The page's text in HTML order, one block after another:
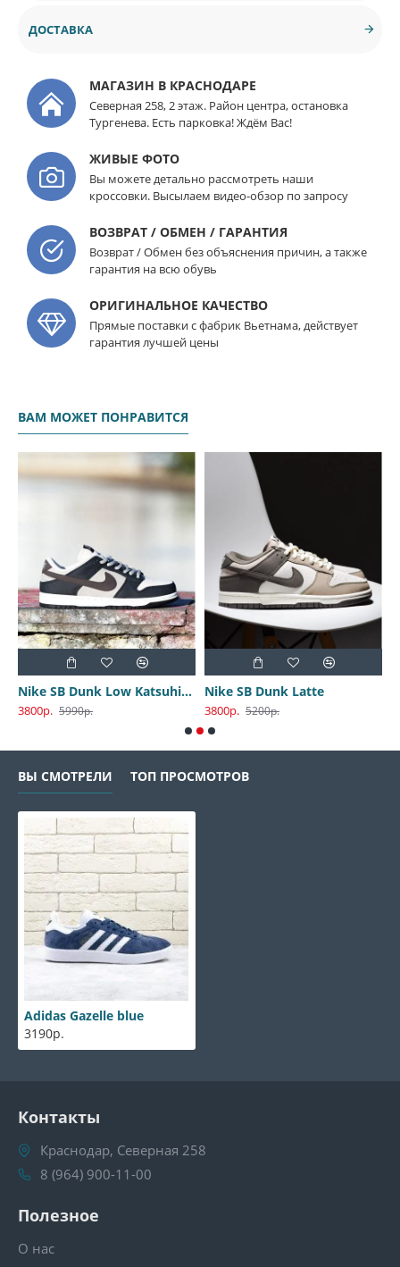
ДОСТАВКА
МАГАЗИН В КРАСНОДАРЕ
Северная 258, 2 этаж. Район центра, остановка
Тургенева. Есть парковка! Ждём Вас!
ЖИВЫЕ ФОТО
Вы можете детально рассмотреть наши
кроссовки. Высылаем видео-обзор по запросу
ВОЗВРАТ / ОБМЕН / ГАРАНТИЯ
Возврат / Обмен без объяснения причин, а также
гарантия на всю обувь
ОРИГИНАЛЬНОЕ КАЧЕСТВО
Прямые поставки с фабрик Вьетнама, действует
гарантия лучшей цены
ВАМ МОЖЕТ ПОНРАВИТСЯ
Nike SB Dunk Low Katsuhiro Otomo
3800р. 5990р.
Nike SB Dunk Latte
3800р. 5200р.
ВЫ СМОТРЕЛИ ТОП ПРОСМОТРОВ
Adidas Gazelle blue
3190р.
Контакты
Краснодар, Северная 258
8 (964) 900-11-00
Полезное
О нас